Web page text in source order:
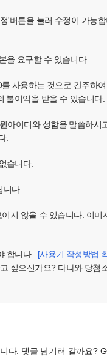
'버튼을 눌러 수정이 가능합
을 요구할 수 있습니다.
사용하는 것으로 간주하
불이익을 받을 수 있습니다.
이디와 성함을 말씀하시
.
습니다.
다.
지 않을 수 있습니다. 이미
합니다. [사용기 작성방법
싶으신가요? 다나와 당첨